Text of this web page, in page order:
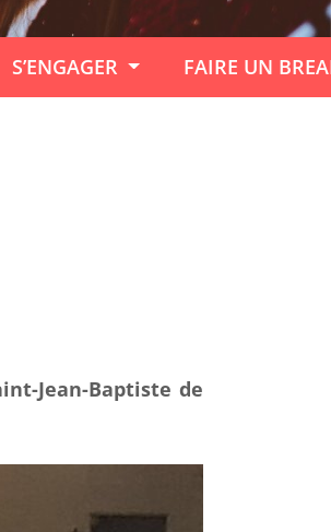
S’ENGAGER FAIRE UN
Jean-Baptiste de